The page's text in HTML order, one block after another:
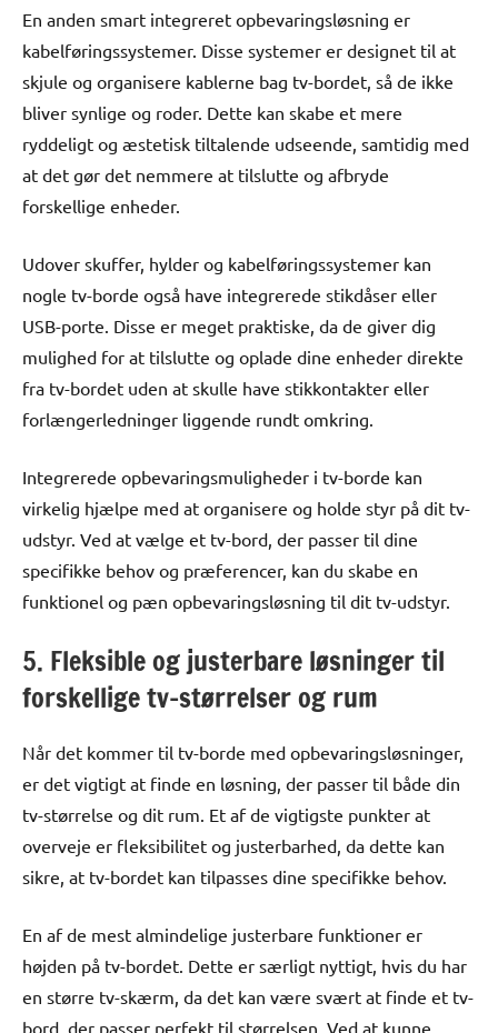
En anden smart integreret opbevaringsløsning er
kabelføringssystemer. Disse systemer er designet til at
skjule og organisere kablerne bag tv-bordet, så de ikke
bliver synlige og roder. Dette kan skabe et mere
ryddeligt og æstetisk tiltalende udseende, samtidig med
at det gør det nemmere at tilslutte og afbryde
forskellige enheder.
Udover skuffer, hylder og kabelføringssystemer kan
nogle tv-borde også have integrerede stikdåser eller
USB-porte. Disse er meget praktiske, da de giver dig
mulighed for at tilslutte og oplade dine enheder direkte
fra tv-bordet uden at skulle have stikkontakter eller
forlængerledninger liggende rundt omkring.
Integrerede opbevaringsmuligheder i tv-borde kan
virkelig hjælpe med at organisere og holde styr på dit tv-
udstyr. Ved at vælge et tv-bord, der passer til dine
specifikke behov og præferencer, kan du skabe en
funktionel og pæn opbevaringsløsning til dit tv-udstyr.
5. Fleksible og justerbare løsninger til
forskellige tv-størrelser og rum
Når det kommer til tv-borde med opbevaringsløsninger,
er det vigtigt at finde en løsning, der passer til både din
tv-størrelse og dit rum. Et af de vigtigste punkter at
overveje er fleksibilitet og justerbarhed, da dette kan
sikre, at tv-bordet kan tilpasses dine specifikke behov.
En af de mest almindelige justerbare funktioner er
højden på tv-bordet. Dette er særligt nyttigt, hvis du har
en større tv-skærm, da det kan være svært at finde et tv-
bord, der passer perfekt til størrelsen. Ved at kunne